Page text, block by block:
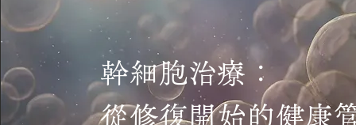
幹細胞治療：
從修復開始的健康